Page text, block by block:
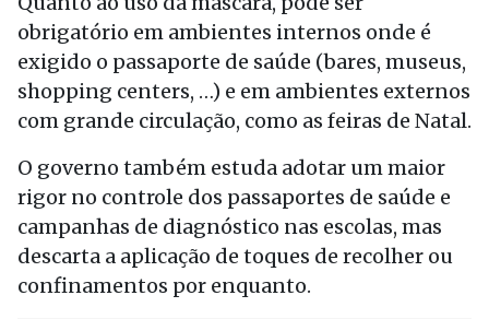
obrigatório em ambientes internos onde é
exigido o passaporte de saúde (bares, museus,
shopping centers, …) e em ambientes externos
com grande circulação, como as feiras de Natal.
O governo também estuda adotar um maior
rigor no controle dos passaportes de saúde e
campanhas de diagnóstico nas escolas, mas
descarta a aplicação de toques de recolher ou
confinamentos por enquanto.